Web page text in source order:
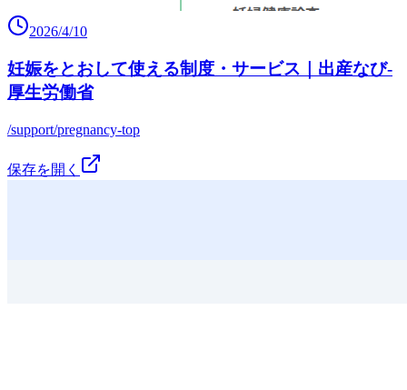
2026/4/10
妊娠をとおして使える制度・サービス｜出産なび‐
厚生労働省
/support/pregnancy-top
保存を開く